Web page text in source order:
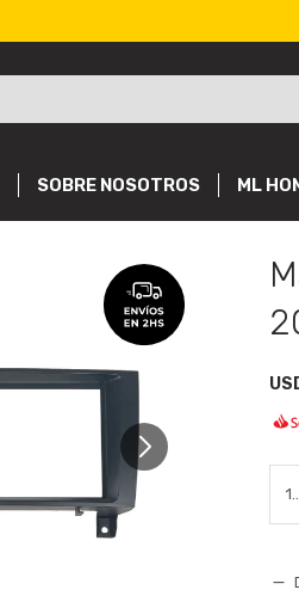
SOBRE NOSOTROS ML